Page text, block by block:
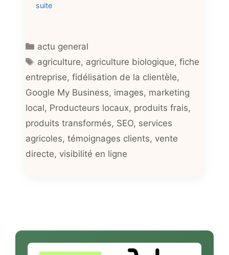
suite
Catégories
actu general
Étiquettes
agriculture, agriculture biologique,fiche
entreprise, fidélisation de la clientèle,
Google My Business, images, marketing
local, Producteurs locaux, produits frais,
produits transformés, SEO, services
agricoles, témoignages clients, vente
directe, visibilité en ligne